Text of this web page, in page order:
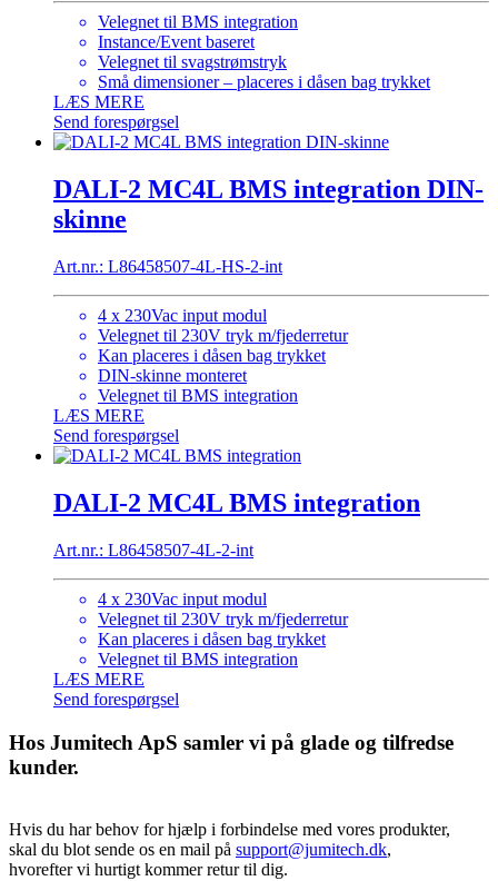
Velegnet til BMS integration
Instance/Event baseret
Velegnet til svagstrømstryk
Små dimensioner – placeres i dåsen bag trykket
LÆS MERE
Send forespørgsel
DALI-2 MC4L BMS integration DIN-
skinne
Art.nr.: L86458507-4L-HS-2-int
4 x 230Vac input modul
Velegnet til 230V tryk m/fjederretur
Kan placeres i dåsen bag trykket
DIN-skinne monteret
Velegnet til BMS integration
LÆS MERE
Send forespørgsel
DALI-2 MC4L BMS integration
Art.nr.: L86458507-4L-2-int
4 x 230Vac input modul
Velegnet til 230V tryk m/fjederretur
Kan placeres i dåsen bag trykket
Velegnet til BMS integration
LÆS MERE
Send forespørgsel
Hos Jumitech ApS samler vi på glade og tilfredse
kunder.
Hvis du har behov for hjælp i forbindelse med vores produkter,
skal du blot sende os en mail på support@jumitech.dk,
hvorefter vi hurtigt kommer retur til dig.